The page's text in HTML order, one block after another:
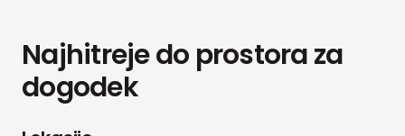
Najhitreje do prostora za
dogodek